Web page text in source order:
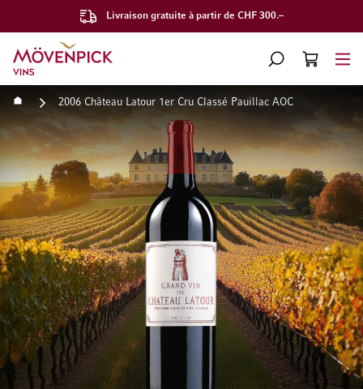
Livraison gratuite à partir de CHF 300.–
Aller à la page d'accueil
CHERCHERPANIER
Accueil 2006 Château Latour 1er Cru Classé Pauillac AOC
Passer à la fin de la galerie d’images
Passer au début de la